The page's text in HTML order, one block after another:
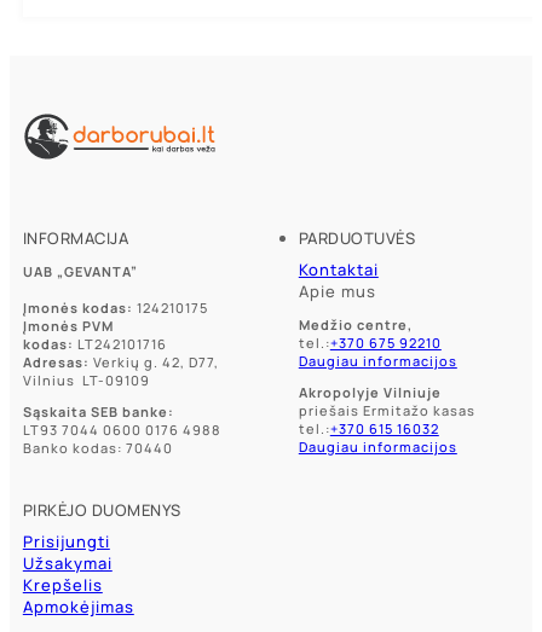
INFORMACIJA
UAB „GEVANTA”
Įmonės kodas: 124210175
Įmonės PVM
kodas: LT242101716
Adresas: Verkių g. 42, D77,
Vilnius LT-09109
Sąskaita SEB banke:
LT93 7044 0600 0176 4988
Banko kodas: 70440
PARDUOTUVĖS
Kontaktai
Apie mus
Medžio centre,
tel.:+370 675 92210
Daugiau informacijos
Akropolyje Vilniuje
priešais Ermitažo kasas
tel.:+370 615 16032
Daugiau informacijos
PIRKĖJO DUOMENYS
Prisijungti
Užsakymai
Krepšelis
Apmokėjimas